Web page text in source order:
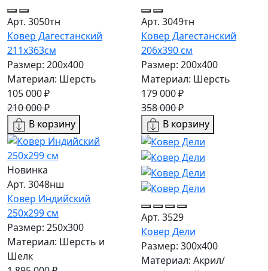
Арт. 3050тн
Ковер Дагестанский
211x363см
Размер: 200х400
Материал: Шерсть
105 000 ₽
210 000 ₽
В корзину
Арт. 3049тн
Ковер Дагестанский
206x390 см
Размер: 200х400
Материал: Шерсть
179 000 ₽
358 000 ₽
В корзину
Новинка
Арт. 3048нш
Ковер Индийский
250x299 см
Размер: 250x300
Материал: Шерсть и
Шелк
Арт. 3529
Ковер Дели
Размер: 300х400
Материал: Акрил/